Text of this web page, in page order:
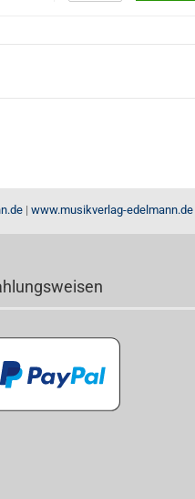
| www.musikverlag-edelmann.de